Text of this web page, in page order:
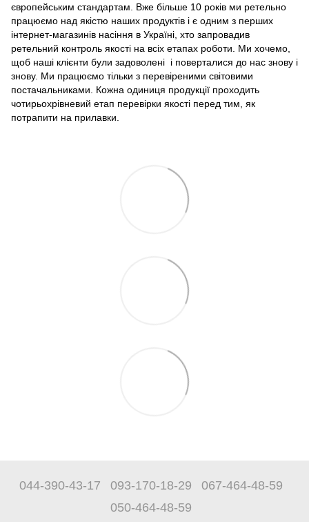
європейським стандартам. Вже більше 10 років ми ретельно
працюємо над якістю наших продуктів і є одним з перших
інтернет-магазинів насіння в Україні, хто запровадив
ретельний контроль якості на всіх етапах роботи. Ми хочемо,
щоб наші клієнти були задоволені і поверталися до нас знову і
знову. Ми працюємо тільки з перевіреними світовими
постачальниками. Кожна одиниця продукції проходить
чотирьохрівневий етап перевірки якості перед тим, як
потрапити на прилавки.
044-390-43-17 093-170-18-29
067-464-48-59
050-464-48-59